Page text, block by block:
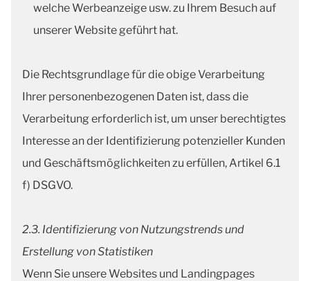
welche Werbeanzeige usw. zu Ihrem Besuch auf
unserer Website geführt hat.
Die Rechtsgrundlage für die obige Verarbeitung
Ihrer personenbezogenen Daten ist, dass die
Verarbeitung erforderlich ist, um unser berechtigtes
Interesse an der Identifizierung potenzieller Kunden
und Geschäftsmöglichkeiten zu erfüllen, Artikel 6.1
f) DSGVO.
2.3. Identifizierung von Nutzungstrends und
Erstellung von Statistiken
Wenn Sie unsere Websites und Landingpages